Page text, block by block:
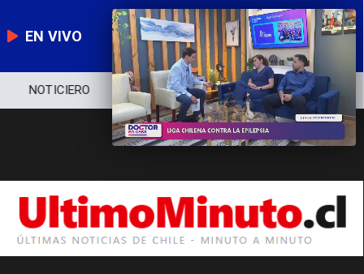
EN VIVO
NOTICIERO POLÍTICA ECONOMÍA